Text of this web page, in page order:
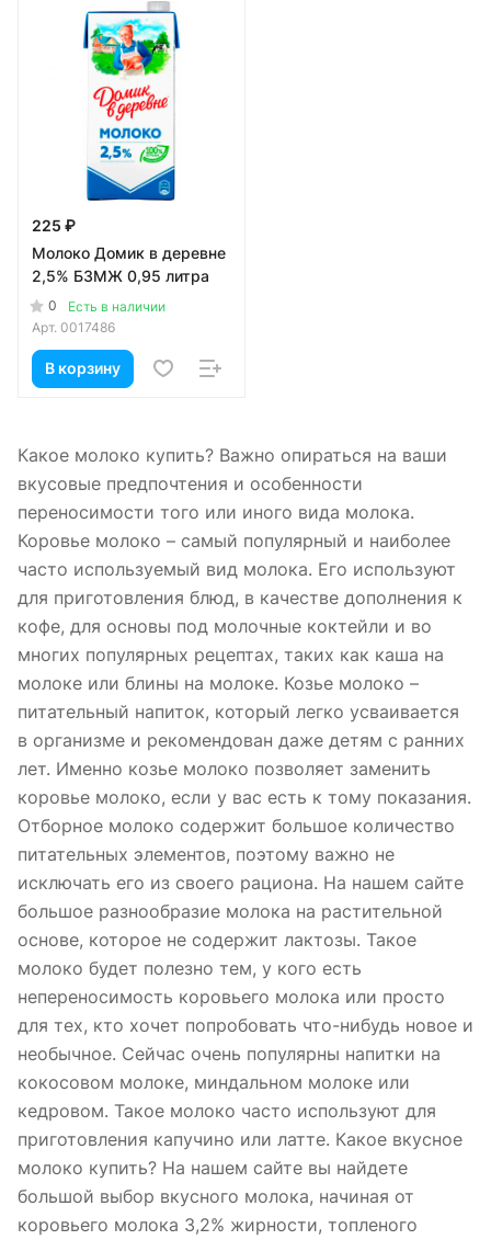
225 ₽
Молоко Домик в деревне
2,5% БЗМЖ 0,95 литра
0
Есть в наличии
Арт. 0017486
В корзину
Какое молоко купить? Важно опираться на ваши
вкусовые предпочтения и особенности
переносимости того или иного вида молока.
Коровье молоко – самый популярный и наиболее
часто используемый вид молока. Его используют
для приготовления блюд, в качестве дополнения к
кофе, для основы под молочные коктейли и во
многих популярных рецептах, таких как каша на
молоке или блины на молоке. Козье молоко –
питательный напиток, который легко усваивается
в организме и рекомендован даже детям с ранних
лет. Именно козье молоко позволяет заменить
коровье молоко, если у вас есть к тому показания.
Отборное молоко содержит большое количество
питательных элементов, поэтому важно не
исключать его из своего рациона. На нашем сайте
большое разнообразие молока на растительной
основе, которое не содержит лактозы. Такое
молоко будет полезно тем, у кого есть
непереносимость коровьего молока или просто
для тех, кто хочет попробовать что-нибудь новое и
необычное. Сейчас очень популярны напитки на
кокосовом молоке, миндальном молоке или
кедровом. Такое молоко часто используют для
приготовления капучино или латте. Какое вкусное
молоко купить? На нашем сайте вы найдете
большой выбор вкусного молока, начиная от
коровьего молока 3,2% жирности, топленого